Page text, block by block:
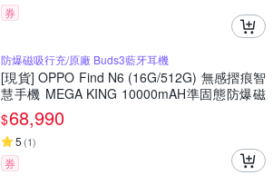
券
防爆磁吸行充/原廠 Buds3藍牙耳機
[現貨] OPPO Find N6 (16G/512G) 無感摺痕智
慧手機 MEGA KING 10000mAH準固態防爆磁
吸行充+OPPO Buds3藍牙耳機
$68,990
5 (1)
券